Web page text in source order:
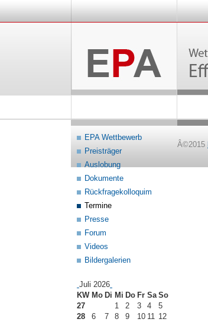
EPA Wettbewerb
Preisträger
Auslobung
Dokumente
Rückfragekolloquim
Termine
Presse
Forum
Videos
Bildergalerien
Juli 2026
KW Mo Di Mi Do Fr Sa So
27
1 2 3 4
5
28
6 7 8 9 10 11 12
Â©2015